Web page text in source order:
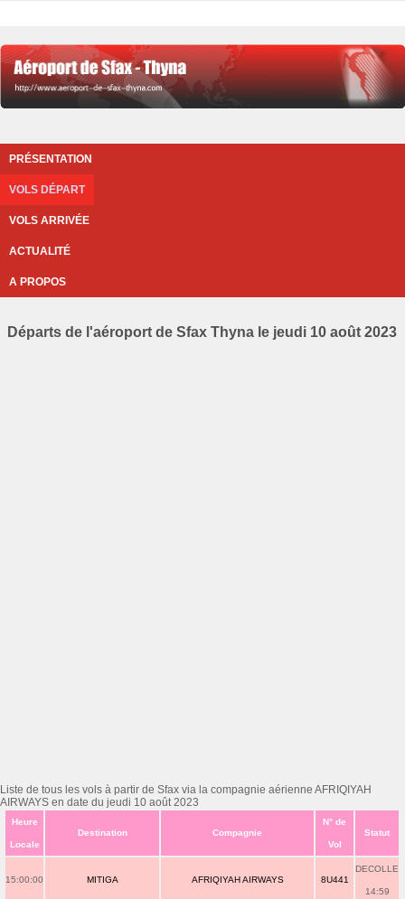
PRÉSENTATION
VOLS DÉPART
VOLS ARRIVÉE
ACTUALITÉ
A PROPOS
Départs de l'aéroport de Sfax Thyna le jeudi 10 août 2023
Liste de tous les vols à partir de Sfax via la compagnie aérienne AFRIQIYAH
AIRWAYS en date du jeudi 10 août 2023
Heure
Locale
Destination Compagnie
N° de
Vol
Statut
15:00:00 MITIGA AFRIQIYAH AIRWAYS 8U441
DECOLLE
14:59